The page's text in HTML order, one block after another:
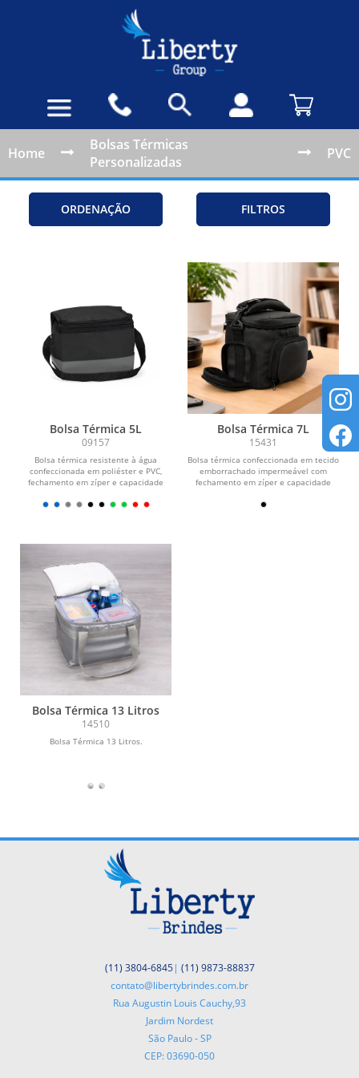
Home
Bolsas Térmicas
Personalizadas
PVC
ORDENAÇÃO FILTROS
Bolsa Térmica 5L
09157
Bolsa térmica resistente à água
confeccionada em poliéster e PVC,
fechamento em zíper e capacidade
Bolsa Térmica 7L
15431
Bolsa térmica confeccionada em tecido
emborrachado impermeável com
fechamento em zíper e capacidade
Bolsa Térmica 13 Litros
14510
Bolsa Térmica 13 Litros.
(11) 3804-6845| (11) 9873-88837
contato@libertybrindes.com.br
Rua Augustin Louis Cauchy,93
Jardim Nordest
São Paulo - SP
CEP: 03690-050